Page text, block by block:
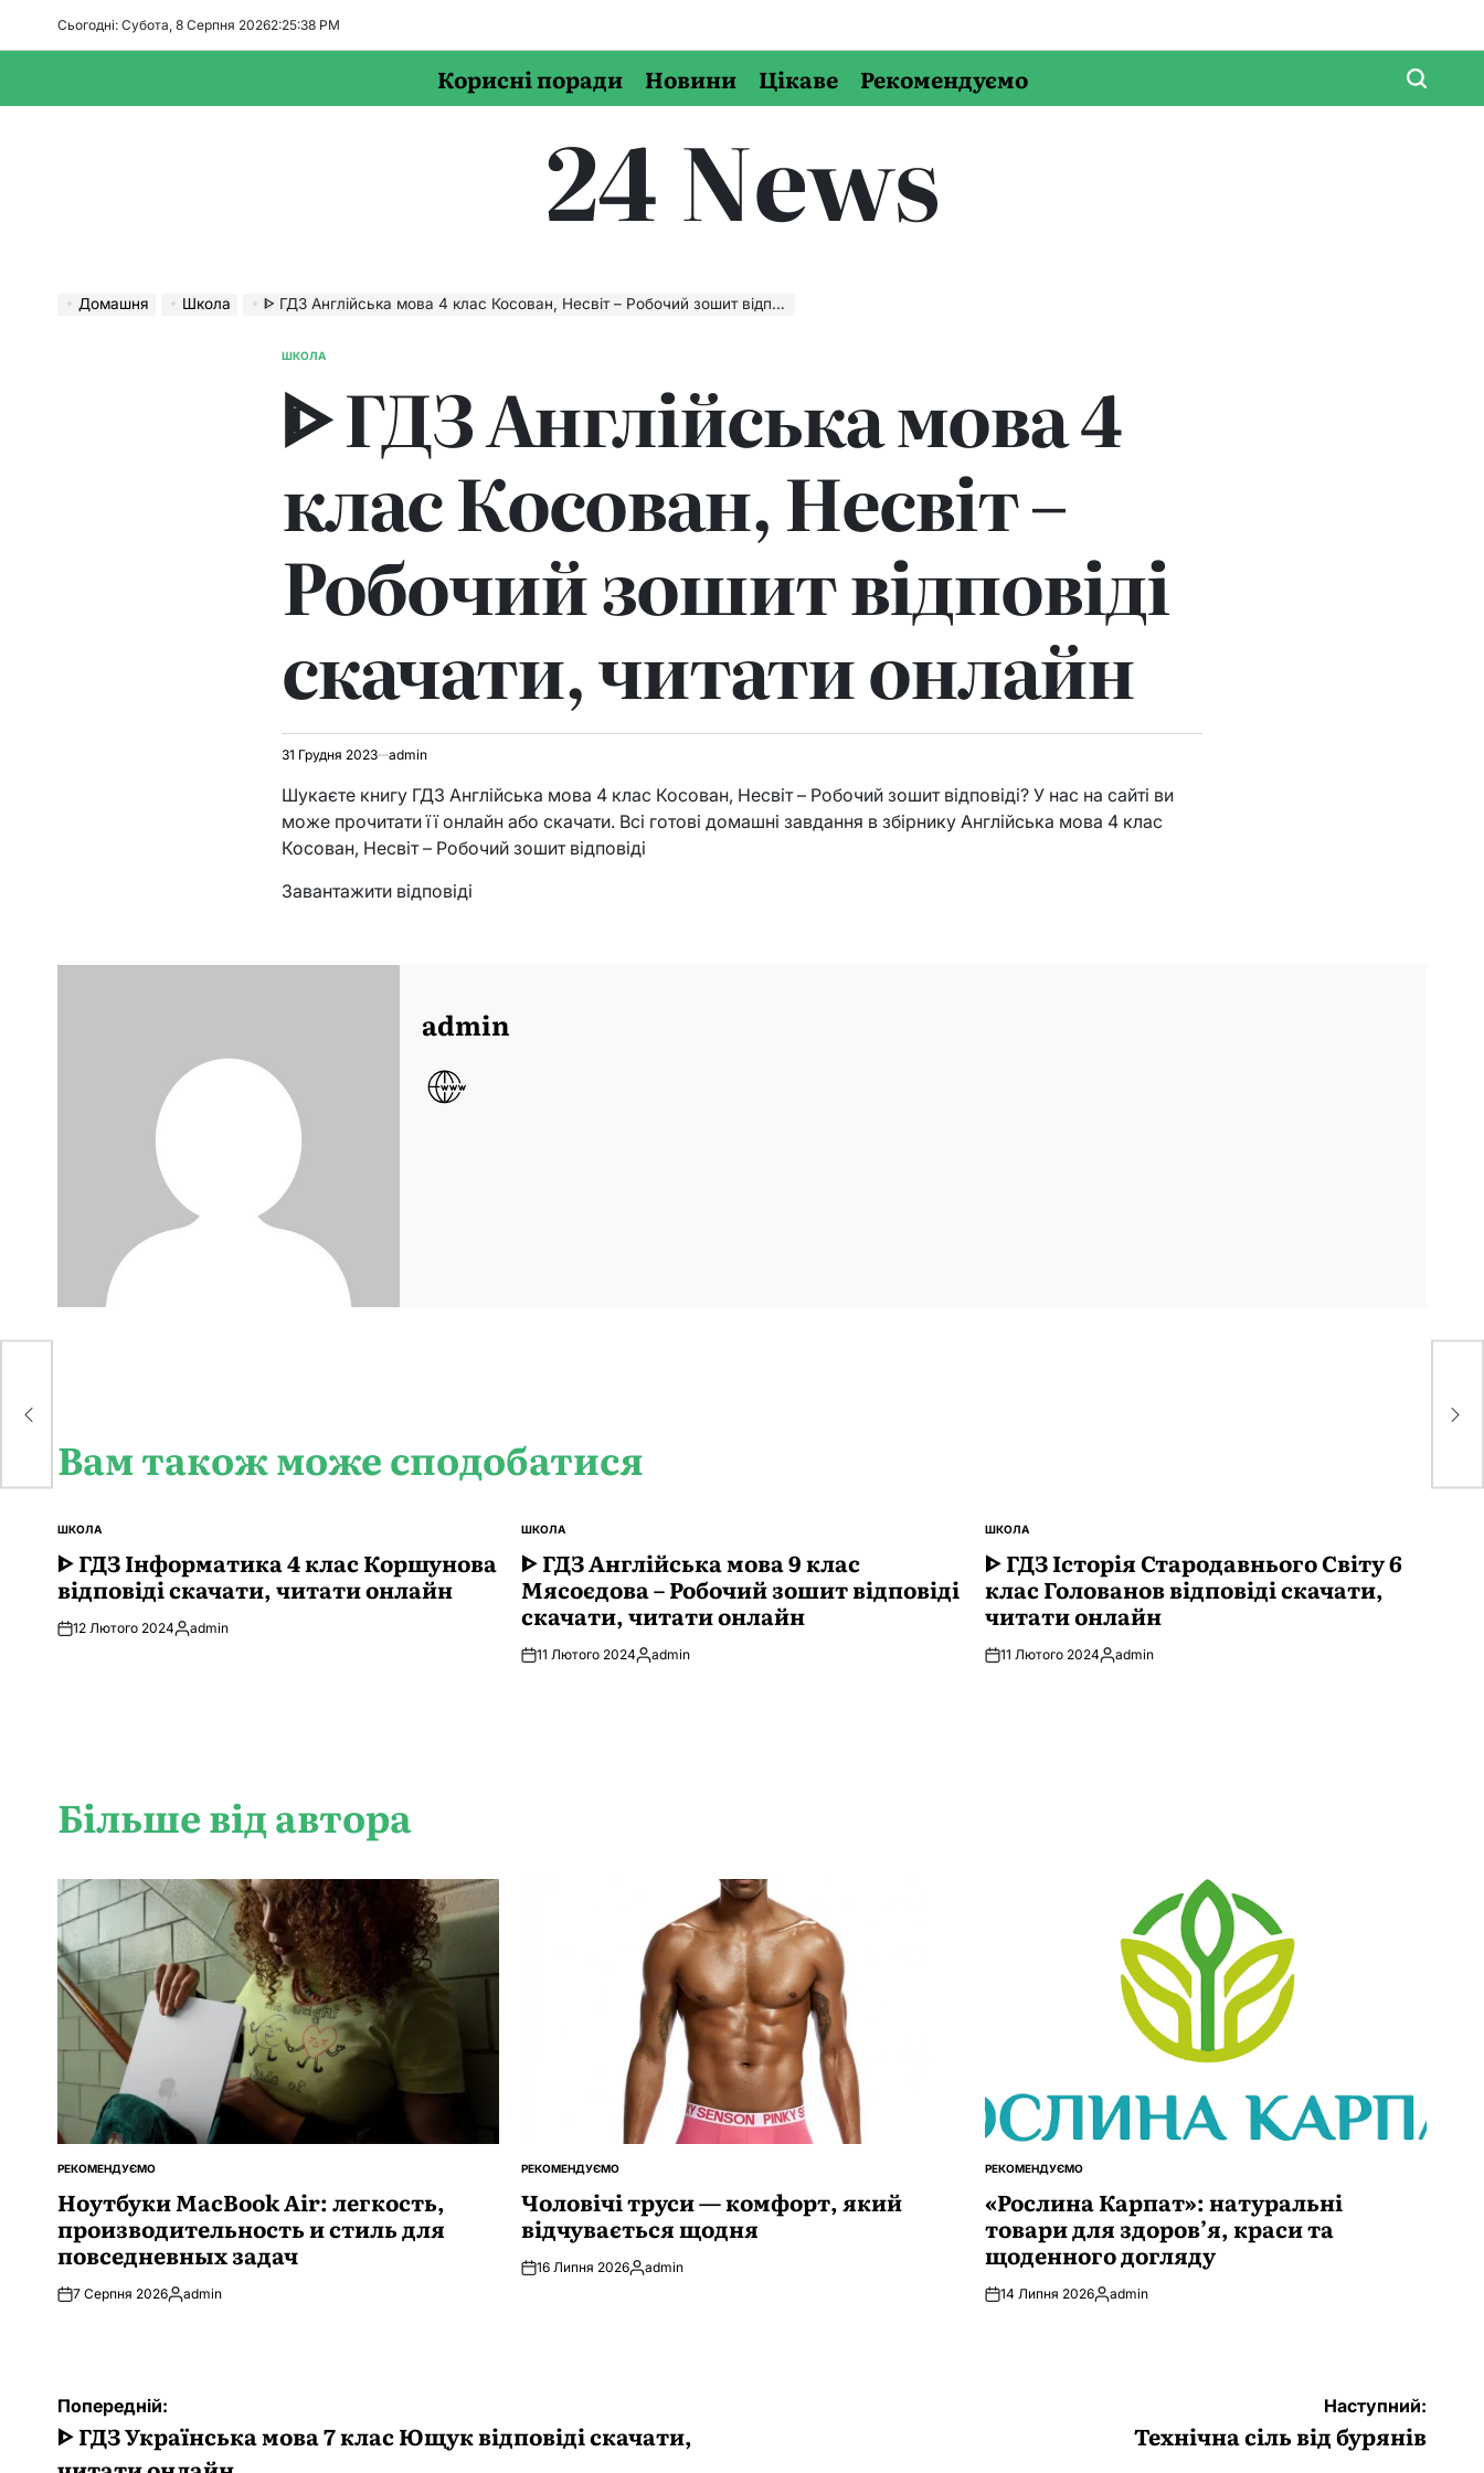
Сьогодні: Субота, 8 Серпня 20262:25:39 PM
Корисні поради Новини Цікаве Рекомендуємо
24 News
Домашня Школа ᐈ ГДЗ Англійська мова 4 клас Косован, Несвіт – Робочий зошит відповіді скачати, читати онлайн
ОПУБЛІКУВАТИ
ШКОЛА
ᐈ ГДЗ Англійська мова 4
клас Косован, Несвіт –
Робочий зошит відповіді
скачати, читати онлайн
31 Грудня 2023 admin
Шукаєте книгу ГДЗ Англійська мова 4 клас Косован, Несвіт – Робочий зошит відповіді? У нас на сайті ви
може прочитати її онлайн або скачати. Всі готові домашні завдання в збірнику Англійська мова 4 клас
Косован, Несвіт – Робочий зошит відповіді
Завантажити відповіді
admin
Вам також може сподобатися
ОПУБЛІКУВАТИ
У
ШКОЛА
ᐈ ГДЗ Інформатика 4 клас Коршунова
відповіді скачати, читати онлайн
12 Лютого 2024Опубліковано
admin
ОПУБЛІКУВАТИ
У
ШКОЛА
ᐈ ГДЗ Англійська мова 9 клас
Мясоєдова – Робочий зошит відповіді
скачати, читати онлайн
11 Лютого 2024Опубліковано
admin
ОПУБЛІКУВАТИ
У
ШКОЛА
ᐈ ГДЗ Історія Стародавнього Свiту 6
клас Голованов відповіді скачати,
читати онлайн
11 Лютого 2024Опубліковано
admin
Більше від автора
ОПУБЛІКУВАТИ
РЕКОМЕНДУЄМО
Ноутбуки MacBook Air: легкость,
производительность и стиль для
повседневных задач
7 Серпня 2026Опубліковано
admin
ОПУБЛІКУВАТИ
РЕКОМЕНДУЄМО
Чоловічі труси — комфорт, який
відчувається щодня
16 Липня 2026Опубліковано
admin
ОПУБЛІКУВАТИ
РЕКОМЕНДУЄМО
«Рослина Карпат»: натуральні
товари для здоров’я, краси та
щоденного догляду
14 Липня 2026Опубліковано
admin
Навігація
записів
Попередній:
ᐈ ГДЗ Українська мова 7 клас Ющук відповіді скачати,
Наступний:
Технічна сіль від бурянів